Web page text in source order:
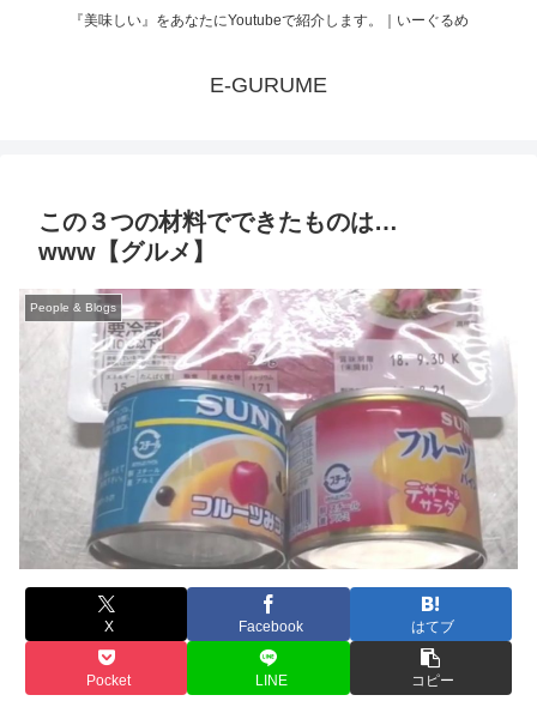
『美味しい』をあなたにYoutubeで紹介します。｜いーぐるめ
E-GURUME
この３つの材料でできたものは…
www【グルメ】
People & Blogs
X Facebook はてブ
Pocket LINE コピー